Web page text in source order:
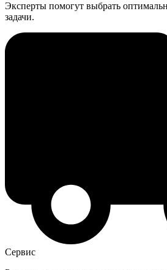
Эксперты помогут выбрать
задачи.
Сервис